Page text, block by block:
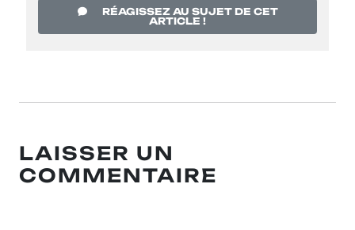
RÉAGISSEZ AU SUJET DE CET
ARTICLE !
LAISSER UN
COMMENTAIRE